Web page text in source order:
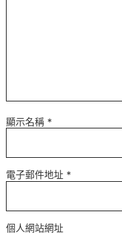
顯示名稱 *
電子郵件地址 *
個人網站網址